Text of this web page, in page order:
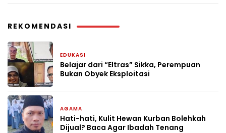
REKOMENDASI
EDUKASI
Belajar dari “Eltras” Sikka, Perempuan
Bukan Obyek Eksploitasi
AGAMA
Hati-hati, Kulit Hewan Kurban Bolehkah
Dijual? Baca Agar Ibadah Tenang